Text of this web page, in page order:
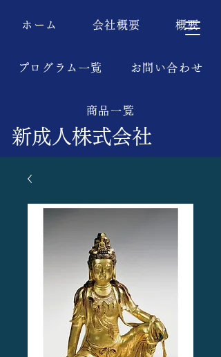
新成人株式会社
ホーム 会社概要 概要
プログラム一覧 お問い合わせ
商品一覧